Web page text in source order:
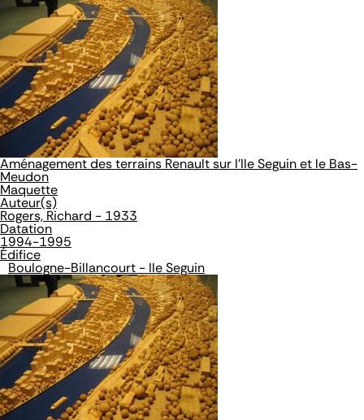
Aménagement des terrains Renault sur l'Ile Seguin et le Bas-
Meudon
Maquette
Auteur(s)
Rogers, Richard - 1933
Datation
1994-1995
Édifice
Boulogne-Billancourt - Ile Seguin